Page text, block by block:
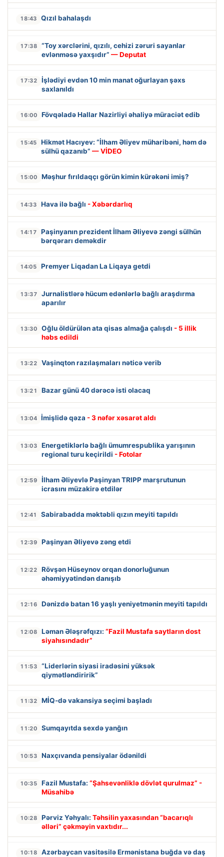
18:43 Qızıl bahalaşdı
17:38
“Toy xərclərini, qızılı, cehizi zəruri sayanlar
evlənməsə yaxşıdır” — Deputat
17:32
İşlədiyi evdən 10 min manat oğurlayan şəxs
saxlanıldı
16:00 Fövqəladə Hallar Nazirliyi əhaliyə müraciət edib
15:45
Hikmət Hacıyev: “İlham Əliyev müharibəni, həm də
sülhü qazanıb” — VİDEO
15:00 Məşhur fırıldaqçı görün kimin kürəkəni imiş?
14:33 Hava ilə bağlı - Xəbərdarlıq
14:17
Paşinyanın prezident İlham Əliyevə zəngi sülhün
bərqərarı deməkdir
14:05 Premyer Liqadan La Liqaya getdi
13:37
Jurnalistlərə hücum edənlərlə bağlı araşdırma
aparılır
13:30 Oğlu öldürülən ata qisas almağa çalışdı - 5 illik
həbs edildi
13:22 Vaşinqton razılaşmaları nəticə verib
13:21 Bazar günü 40 dərəcə isti olacaq
13:04 İmişlidə qəza - 3 nəfər xəsarət aldı
13:03
Energetiklərlə bağlı ümumrespublika yarışının
regional turu keçirildi - Fotolar
12:59
İlham Əliyevlə Paşinyan TRIPP marşrutunun
icrasını müzakirə etdilər
12:41 Sabirabadda məktəbli qızın meyiti tapıldı
12:39 Paşinyan Əliyevə zəng etdi
12:22
Rövşən Hüseynov orqan donorluğunun
əhəmiyyətindən danışıb
12:16 Dənizdə batan 16 yaşlı yeniyetmənin meyiti tapıldı
12:08 Ləman Ələşrəfqızı: “Fazil Mustafa saytların dost
siyahısındadır”
11:53
“Liderlərin siyasi iradəsini yüksək
qiymətləndiririk”
11:32 MİQ-də vakansiya seçimi başladı
11:20 Sumqayıtda sexdə yanğın
10:53 Naxçıvanda pensiyalar ödənildi
10:35 Fazil Mustafa: “Şahsevənliklə dövlət qurulmaz” -
Müsahibə
10:28 Pərviz Yəhyalı: Təhsilin yaxasından “bacarıqlı
əlləri” çəkməyin vaxtıdır...
10:18 Azərbaycan vasitəsilə Ermənistana buğda və daş